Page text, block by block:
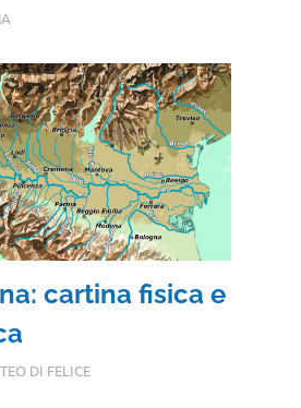
cartina fisica e
DI FELICE